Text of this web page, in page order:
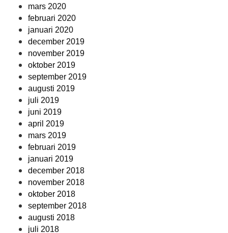
mars 2020
februari 2020
januari 2020
december 2019
november 2019
oktober 2019
september 2019
augusti 2019
juli 2019
juni 2019
april 2019
mars 2019
februari 2019
januari 2019
december 2018
november 2018
oktober 2018
september 2018
augusti 2018
juli 2018